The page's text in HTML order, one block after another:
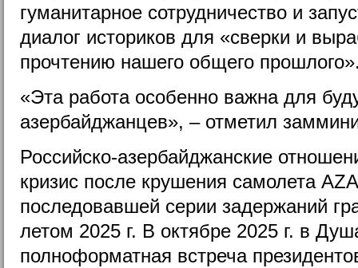
гуманитарное сотрудничество и
диалог историков для «сверки и
прочтению нашего общего
«Эта работа особенно важна для
азербайджанцев», – отметил
Российско-азербайджанские
кризис после крушения самолета
последовавшей серии задержаний
летом 2025 г. В октябре 2025 г. в
полноформатная встреча